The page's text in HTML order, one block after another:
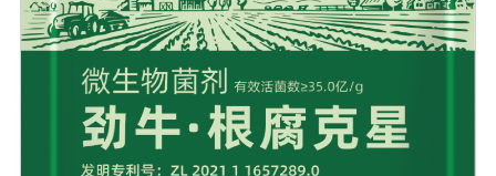
生长发育，叶片更加柔软浓绿、毛细根增多，预防早衰，
增产提质。【适用范围】玉米、小麦、果树、土豆、红
薯、辣椒、番茄、黄瓜丶韮菜、甘蓝等瓜果、蔬菜。【注
意事项】1.本品内含大量有益活菌，不可与杀菌剂混合使
用，用过农药 的喷雾器一定要认真清洗后在喷菌剂。2.本
品如与化肥混用，要现混现用。【贮 存】于阴凉干燥处保
存，避免阳光直射和雨淋【保 质 期】24个月【性 状】粉
剂【活 菌 数】≥10亿/克